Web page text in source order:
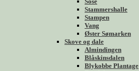
Stammershalle
Stampen
Vang
Øster Sømarken
Skove og dale
Almindingen
Blåskinsdalen
Blykobbe Plantage